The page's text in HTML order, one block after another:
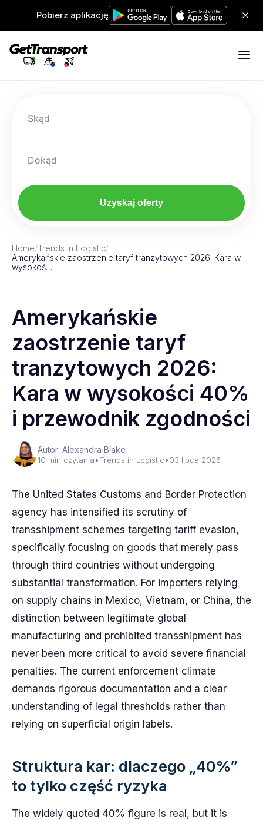
Pobierz aplikację
Skąd
Dokąd
Uzyskaj oferty
Home/Trends in Logistic/
Amerykańskie zaostrzenie taryf tranzytowych 2026: Kara w
wysokoś…
Amerykańskie
zaostrzenie taryf
tranzytowych 2026:
Kara w wysokości 40%
i przewodnik zgodności
Autor: Alexandra Blake
10 min czytania•Trends in Logistic•03 lipca 2026
The United States Customs and Border Protection
agency has intensified its scrutiny of
transshipment schemes targeting tariff evasion,
specifically focusing on goods that merely pass
through third countries without undergoing
substantial transformation. For importers relying
on supply chains in Mexico, Vietnam, or China, the
distinction between legitimate global
manufacturing and prohibited transshipment has
never been more critical to avoid severe financial
penalties. The current enforcement climate
demands rigorous documentation and a clear
understanding of legal thresholds rather than
relying on superficial origin labels.
Struktura kar: dlaczego „40%”
to tylko część ryzyka
The widely quoted 40% figure is real, but it is